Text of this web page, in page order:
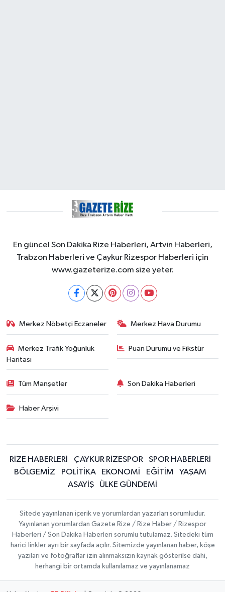
En güncel Son Dakika Rize Haberleri, Artvin Haberleri,
Trabzon Haberleri ve Çaykur Rizespor Haberleri için
www.gazeterize.com size yeter.
Merkez Nöbetçi Eczaneler Merkez Hava Durumu
Merkez Trafik Yoğunluk
Haritası
Puan Durumu ve Fikstür
Tüm Manşetler Son Dakika Haberleri
Haber Arşivi
RİZE HABERLERİ ÇAYKUR RİZESPOR
SPOR HABERLERİ
BÖLGEMİZ
POLİTİKA EKONOMİ EĞİTİM
YAŞAM
ASAYİŞ
ÜLKE GÜNDEMİ
Sitede yayınlanan içerik ve yorumlardan yazarları sorumludur.
Yayınlanan yorumlardan Gazete Rize / Rize Haber / Rizespor
Haberleri / Son Dakika Haberleri sorumlu tutulamaz. Sitedeki tüm
harici linkler ayrı bir sayfada açılır. Sitemizde yayınlanan haber, köşe
yazıları ve fotoğraflar izin alınmaksızın kaynak gösterilse dahi,
herhangi bir ortamda kullanılamaz ve yayınlanamaz